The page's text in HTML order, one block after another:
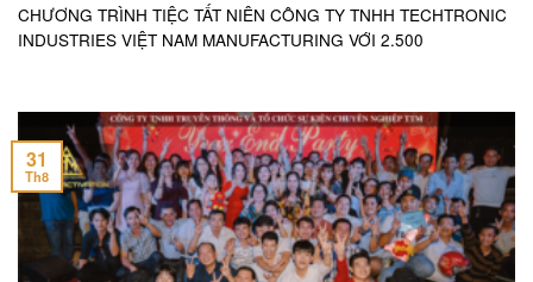
CHƯƠNG TRÌNH TIỆC TẤT NIÊN CÔNG TY TNHH TECHTRONIC
INDUSTRIES VIỆT NAM MANUFACTURING VỚI 2.500
31
Th8